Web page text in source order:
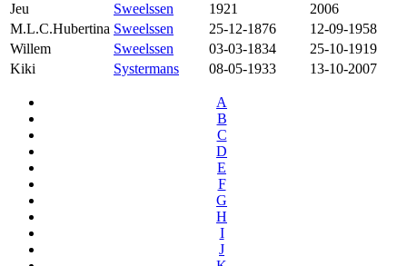
Jeu
Sweelssen 1921
2006
M.L.C.Hubertina Sweelssen 25-12-1876
12-09-1958
Willem
Sweelssen 03-03-1834
25-10-1919
Kiki
Systermans 08-05-1933 13-10-2007
A
B
C
D
E
F
G
H
I
J